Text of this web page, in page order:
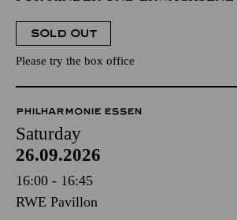
SOLD OUT
Please try the box office
PHILHARMONIE ESSEN
Saturday
26.09.2026
16:00 - 16:45
RWE Pavillon